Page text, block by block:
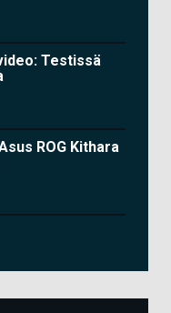
Testissä
ROG Kithara